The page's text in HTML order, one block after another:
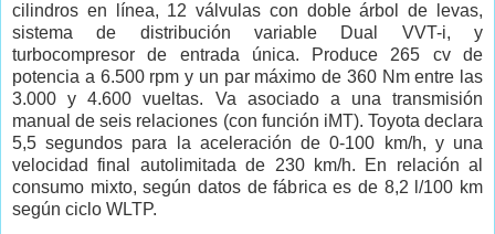
cilindros en línea, 12 válvulas con doble árbol de levas,
sistema de distribución variable Dual VVT-i, y
turbocompresor de entrada única. Produce 265 cv de
potencia a 6.500 rpm y un par máximo de 360 Nm entre las
3.000 y 4.600 vueltas. Va asociado a una transmisión
manual de seis relaciones (con función iMT). Toyota declara
5,5 segundos para la aceleración de 0-100 km/h, y una
velocidad final autolimitada de 230 km/h. En relación al
consumo mixto, según datos de fábrica es de 8,2 l/100 km
según ciclo WLTP.